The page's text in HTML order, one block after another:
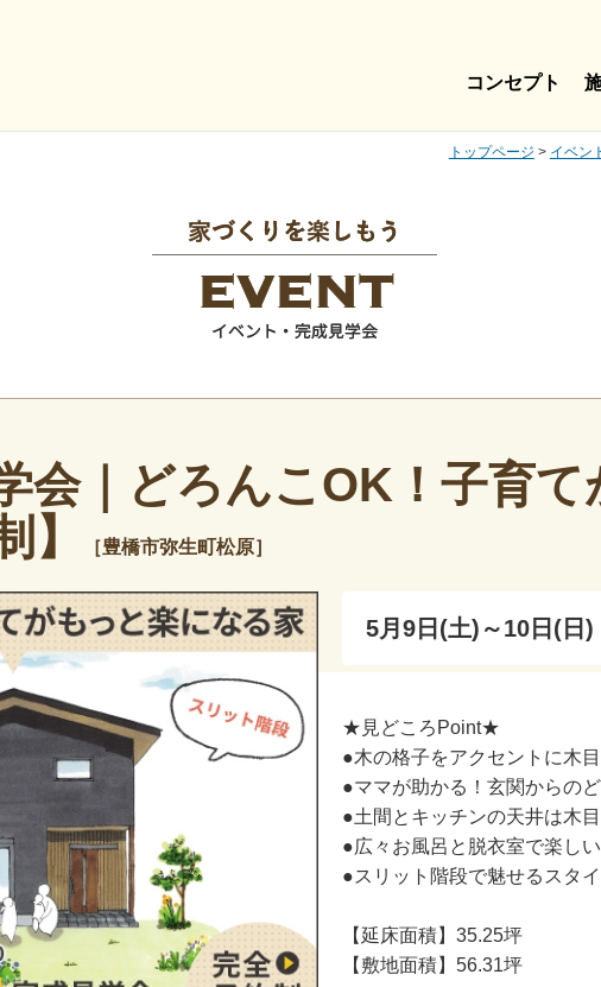
コンセプト
トップページ > イベン
会｜どろんこOK！子育
】
［豊橋市弥生町松原］
5月9日(土)～10日(日)
★見どころPoint★
●木の格子をアクセントに木
●ママが助かる！玄関からの
●土間とキッチンの天井は木
●広々お風呂と脱衣室で楽しい
●スリット階段で魅せるスタ
【延床面積】35.25坪
【敷地面積】56.31坪